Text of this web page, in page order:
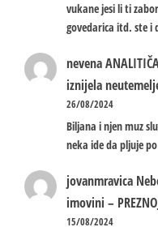
vukane jesi li ti
govedarica itd. ste
nevena
iznijela
26/08/2024
Biljana i njen muz
neka ide da pljuje
jovanmravica
imovini –
15/08/2024